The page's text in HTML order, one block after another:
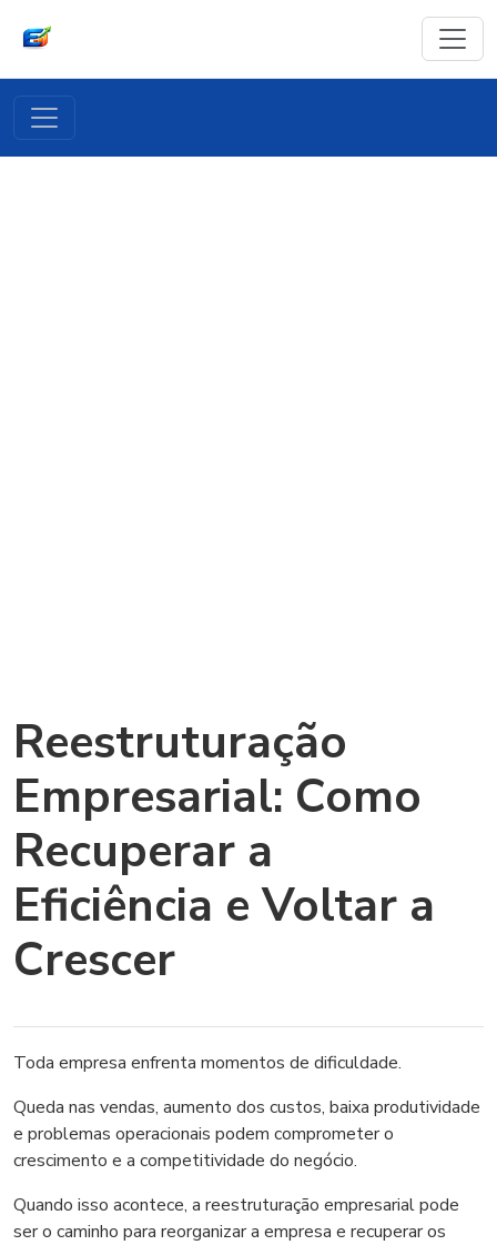
Reestruturação
Empresarial: Como
Recuperar a
Eficiência e Voltar a
Crescer
Toda empresa enfrenta momentos de dificuldade.
Queda nas vendas, aumento dos custos, baixa produtividade
e problemas operacionais podem comprometer o
crescimento e a competitividade do negócio.
Quando isso acontece, a reestruturação empresarial pode
ser o caminho para reorganizar a empresa e recuperar os